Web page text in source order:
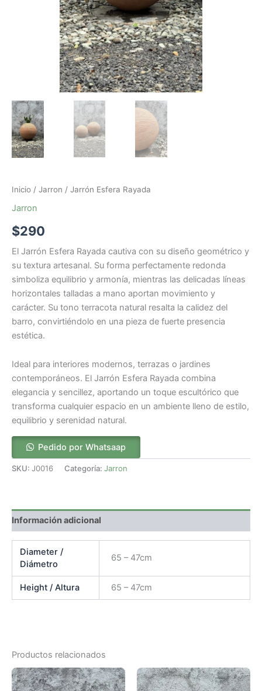
Inicio / Jarron / Jarrón Esfera Rayada
Jarron
$290
El Jarrón Esfera Rayada cautiva con su diseño geométrico y
su textura artesanal. Su forma perfectamente redonda
simboliza equilibrio y armonía, mientras las delicadas líneas
horizontales talladas a mano aportan movimiento y
carácter. Su tono terracota natural resalta la calidez del
barro, convirtiéndolo en una pieza de fuerte presencia
estética.
Ideal para interiores modernos, terrazas o jardines
contemporáneos. El Jarrón Esfera Rayada combina
elegancia y sencillez, aportando un toque escultórico que
transforma cualquier espacio en un ambiente lleno de estilo,
equilibrio y serenidad natural.
Pedido por Whatsaap
SKU: J0016 Categoría: Jarron
Información adicional
Diameter /
Diámetro
65 – 47cm
Height / Altura 65 – 47cm
Productos relacionados